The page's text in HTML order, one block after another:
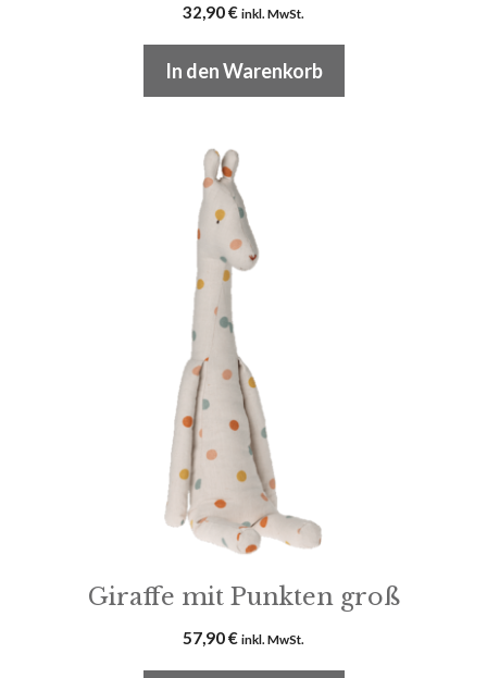
32,90€ inkl. MwSt.
In den Warenkorb
Giraffe mit Punkten groß
57,90€ inkl. MwSt.